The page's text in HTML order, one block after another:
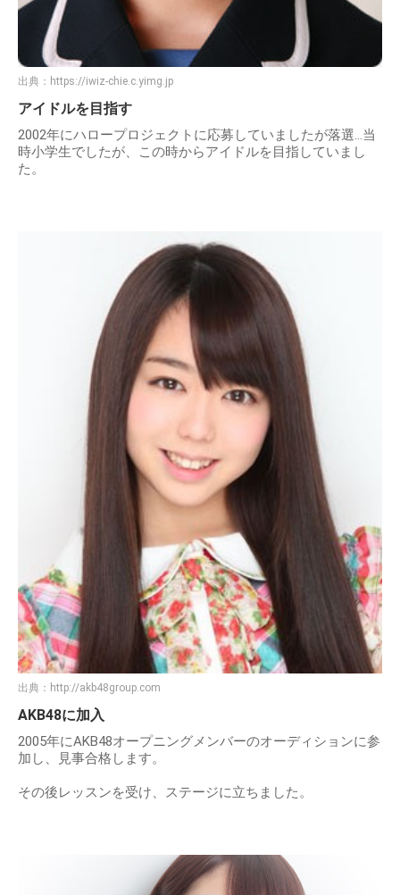
出典： https://iwiz-chie.c.yimg.jp
アイドルを目指す
2002年にハロープロジェクトに応募していましたが落選...当
時小学生でしたが、この時からアイドルを目指していまし
た。
出典： http://akb48group.com
AKB48に加入
2005年にAKB48オープニングメンバーのオーディションに参
加し、見事合格します。
その後レッスンを受け、ステージに立ちました。